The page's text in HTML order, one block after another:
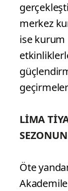
merkez
ise kurum
LİMA
Öte